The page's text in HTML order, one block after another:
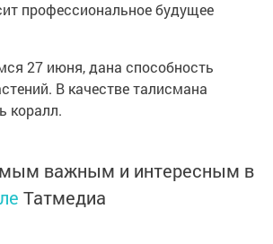
профессиональное будущее
27 июня, дана способность
В качестве талисмана
коралл.
важным и интересным в
Татмедиа